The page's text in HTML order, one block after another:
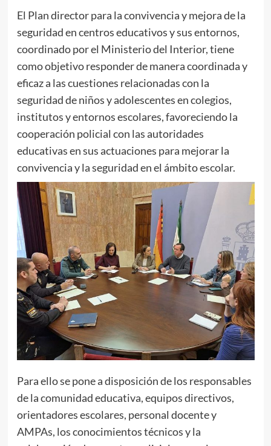
El Plan director para la convivencia y mejora de la
seguridad en centros educativos y sus entornos,
coordinado por el Ministerio del Interior, tiene
como objetivo responder de manera coordinada y
eficaz a las cuestiones relacionadas con la
seguridad de niños y adolescentes en colegios,
institutos y entornos escolares, favoreciendo la
cooperación policial con las autoridades
educativas en sus actuaciones para mejorar la
convivencia y la seguridad en el ámbito escolar.
Para ello se pone a disposición de los responsables
de la comunidad educativa, equipos directivos,
orientadores escolares, personal docente y
AMPAs, los conocimientos técnicos y la